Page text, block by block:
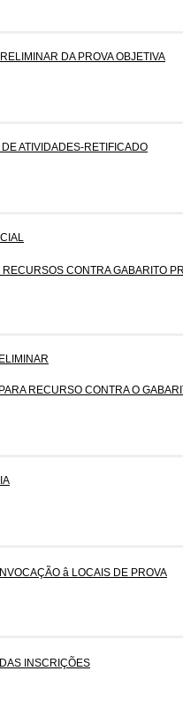
DA PROVA OBJETIVA
ATIVIDADES-RETIFICADO
RECURSOS CONTRA GABARITO
RECURSO CONTRA O
â LOCAIS DE PROVA
INSCRIÇÕES